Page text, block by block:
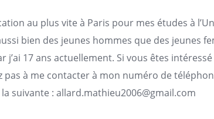
au plus vite à Paris pour mes études à
bien des jeunes hommes que des jeunes
j’ai 17 ans actuellement. Si vous êtes
pas à me contacter à mon numéro de
suivante : allard.mathieu2006@gmail.com